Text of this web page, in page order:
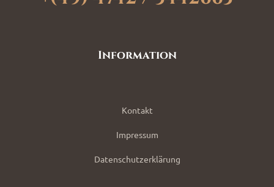
Information
Kontakt
Impressum
Datenschutzerklärung